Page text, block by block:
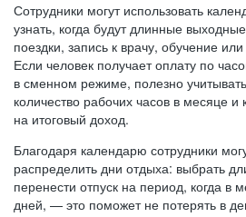
Сотрудники могут использовать
узнать, когда будут длинные
поездки, запись к врачу, обучение
Если человек получает оплату по
в сменном режиме, полезно
количество рабочих часов в месяце и
на итоговый доход.
Благодаря календарю сотрудники
распределить дни отдыха: выбрать
перенести отпуск на период, когда в
дней, — это поможет не потерять в